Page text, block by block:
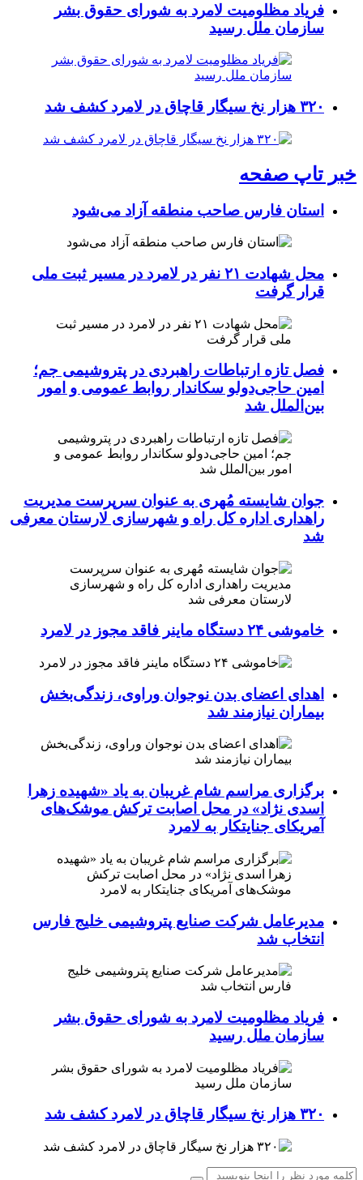
فریاد مظلومیت لامرد به شورای حقوق بشر
سازمان ملل رسید
۳۲۰ هزار نخ سیگار قاچاق در لامرد کشف شد
خبر تاپ صفحه
استان فارس صاحب منطقه آزاد می‌شود
محل شهادت ۲۱ نفر در لامرد در مسیر ثبت ملی
قرار گرفت
فصل تازه ارتباطات راهبردی در پتروشیمی جم؛
امین حاجی‌دولو سکاندار روابط عمومی و امور
بین‌الملل شد
جوان شایسته مُهری به عنوان سرپرست مدیریت
راهداری اداره کل راه و شهرسازی لارستان معرفی
شد
خاموشی ۲۴ دستگاه ماینر فاقد مجوز در لامرد
اهدای اعضای بدن نوجوان وراوی، زندگی‌بخش
بیماران نیازمند شد
برگزاری مراسم شام غریبان به یاد «شهیده زهرا
اسدی نژاد» در محل اصابت ترکش موشک‌های
آمریکای جنایتکار به لامرد
مدیرعامل شرکت صنایع پتروشیمی خلیج فارس
انتخاب شد
فریاد مظلومیت لامرد به شورای حقوق بشر
سازمان ملل رسید
۳۲۰ هزار نخ سیگار قاچاق در لامرد کشف شد